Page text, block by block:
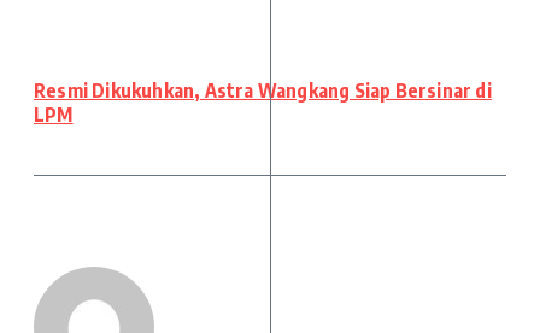
Resmi Dikukuhkan, Astra Wangkang Siap Bersinar di
LPM